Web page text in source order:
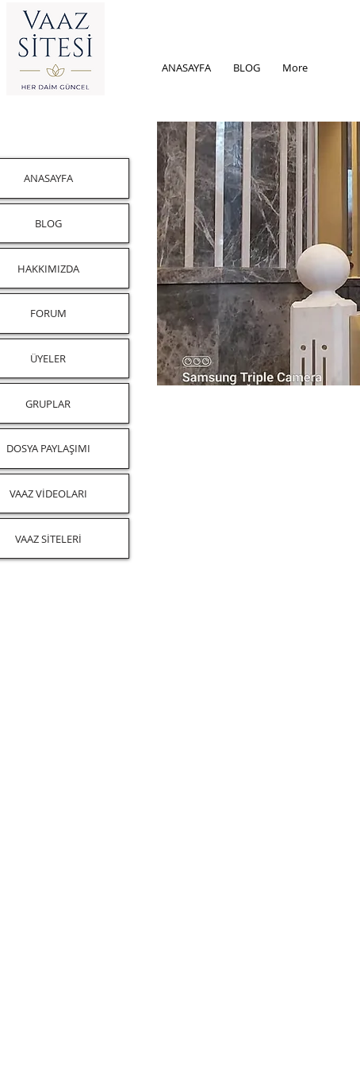
ANASAYFA BLOG More
ANASAYFA
BLOG
HAKKIMIZDA
FORUM
ÜYELER
GRUPLAR
DOSYA PAYLAŞIMI
VAAZ VİDEOLARI
VAAZ SİTELERİ